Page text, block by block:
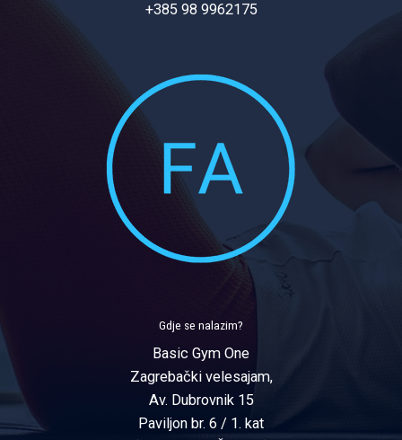
+385 98 9962175
Gdje se nalazim?
Basic Gym One
Zagrebački velesajam,
Av. Dubrovnik 15
Paviljon br. 6 / 1. kat